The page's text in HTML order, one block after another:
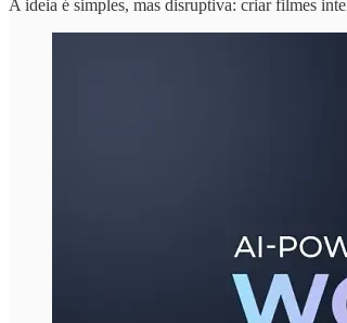
A ideia é simples, mas disruptiva: criar filmes